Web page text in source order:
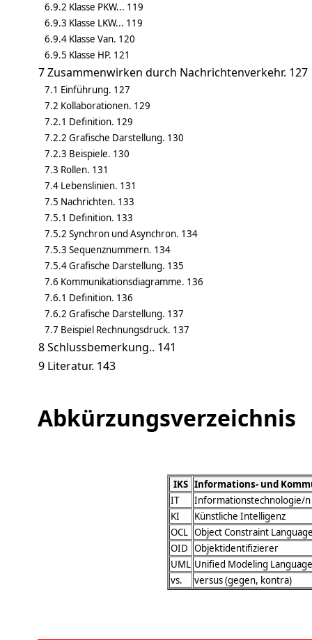
6.9.2 Klasse PKW... 119
6.9.3 Klasse LKW... 119
6.9.4 Klasse Van. 120
6.9.5 Klasse HP. 121
7 Zusammenwirken durch Nachrichtenverkehr. 127
7.1 Einführung. 127
7.2 Kollaborationen. 129
7.2.1 Definition. 129
7.2.2 Grafische Darstellung. 130
7.2.3 Beispiele. 130
7.3 Rollen. 131
7.4 Lebenslinien. 131
7.5 Nachrichten. 133
7.5.1 Definition. 133
7.5.2 Synchron und Asynchron. 134
7.5.3 Sequenznummern. 134
7.5.4 Grafische Darstellung. 135
7.6 Kommunikationsdiagramme. 136
7.6.1 Definition. 136
7.6.2 Grafische Darstellung. 137
7.7 Beispiel Rechnungsdruck. 137
8 Schlussbemerkung.. 141
9 Literatur. 143
Abkürzungsverzeichnis
IKS Informations- und
IT
Informationstechnologie/n
KI
Künstliche Intelligenz
OCL Object Constraint
OID Objektidentifizierer
UML Unified Modeling Language
vs.
versus (gegen, kontra)